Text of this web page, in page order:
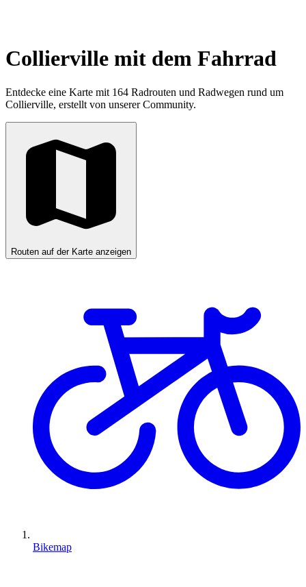
Collierville mit dem Fahrrad
Entdecke eine Karte mit 164 Radrouten und Radwegen rund um
Collierville, erstellt von unserer Community.
Routen auf der Karte anzeigen
Bikemap